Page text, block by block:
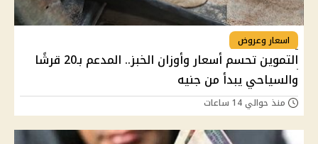
اسعار وعروض
التموين تحسم أسعار وأوزان الخبز.. المدعم بـ20 قرشًا
والسياحي يبدأ من جنيه
منذ حوالي 14 ساعات